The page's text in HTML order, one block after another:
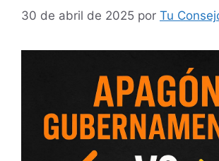
30 de abril de 2025 por Tu